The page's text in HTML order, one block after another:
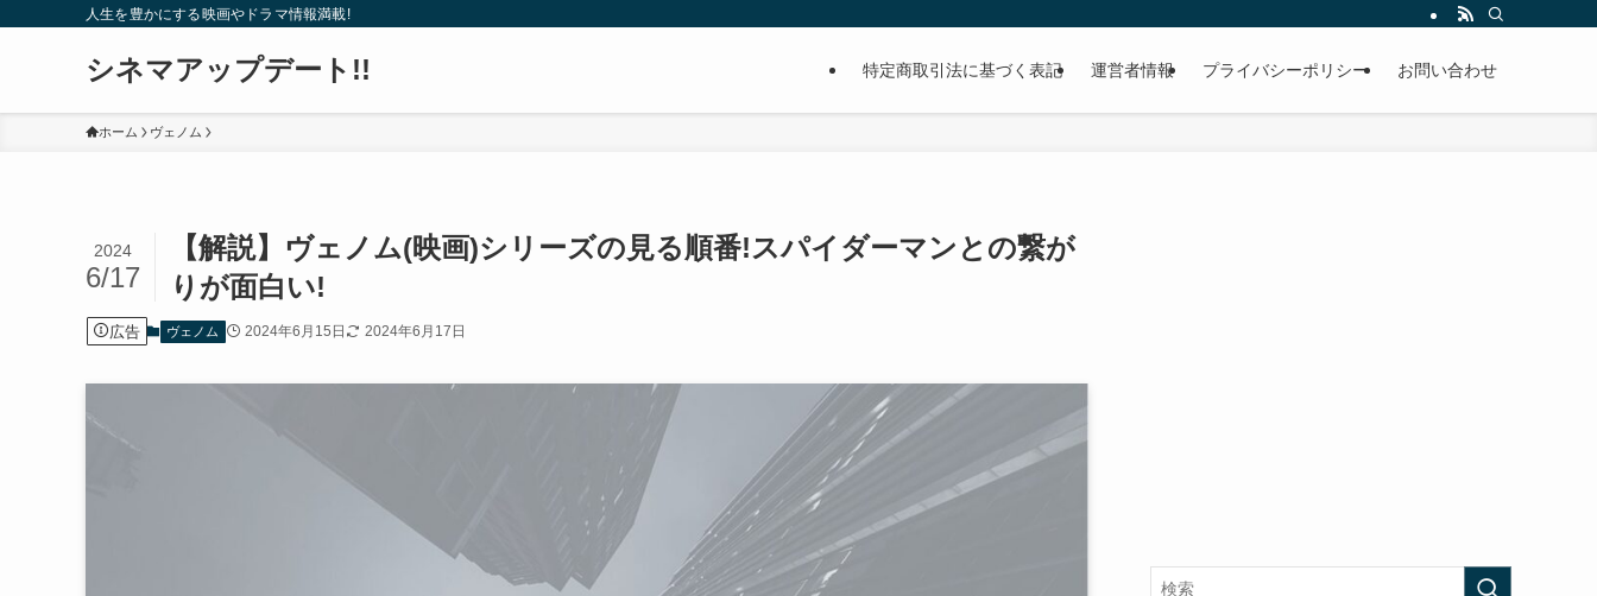
人生を豊かにする映画やドラマ情報満載!
シネマアップデート!! 特定商取引法に基づく表記 運営者情報 プライバシーポリシー お問い合わせ
ホーム ヴェノム
【解説】ヴェノム(映画)シリーズの見る順番!スパイダーマンとの繋が
りが面白い!
2024
6/17
広告 ヴェノム 2024年6月15日 2024年6月17日